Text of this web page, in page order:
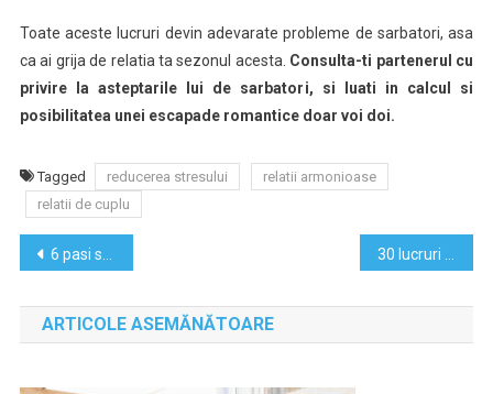
Toate aceste lucruri devin adevarate probleme de sarbatori, asa
ca ai grija de relatia ta sezonul acesta. Consulta-ti partenerul cu
privire la asteptarile lui de sarbatori, si luati in calcul si
posibilitatea unei escapade romantice doar voi doi.
Tagged reducerea stresului
relatii armonioase
relatii de cuplu
Navigare
în
articole
6 pasi sa fii mai fericit la locul de munca
ARTICOLE ASEMĂNĂTOARE